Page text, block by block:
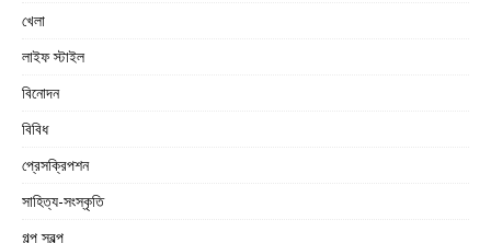
খেলা
লাইফ স্টাইল
বিনোদন
বিবিধ
প্রেসক্রিপশন
সাহিত্য-সংস্কৃতি
গল্প স্বল্প